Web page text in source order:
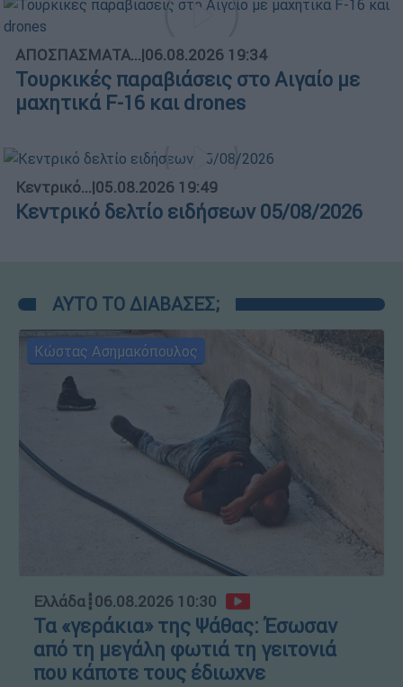
ΑΠΟΣΠΑΣΜΑΤΑ...|06.08.2026 19:34
Τουρκικές παραβιάσεις στο Αιγαίο με
μαχητικά F-16 και drones
Κεντρικό...|05.08.2026 19:49
Κεντρικό δελτίο ειδήσεων 05/08/2026
ΑΥΤΟ ΤΟ ΔΙΑΒΑΣΕΣ;
Κώστας Ασημακόπουλος
Ελλάδα┋06.08.2026 10:30
Τα «γεράκια» της Ψάθας: Έσωσαν
από τη μεγάλη φωτιά τη γειτονιά
που κάποτε τους έδιωχνε